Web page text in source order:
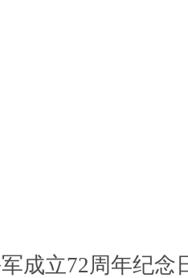
成立72周年纪念